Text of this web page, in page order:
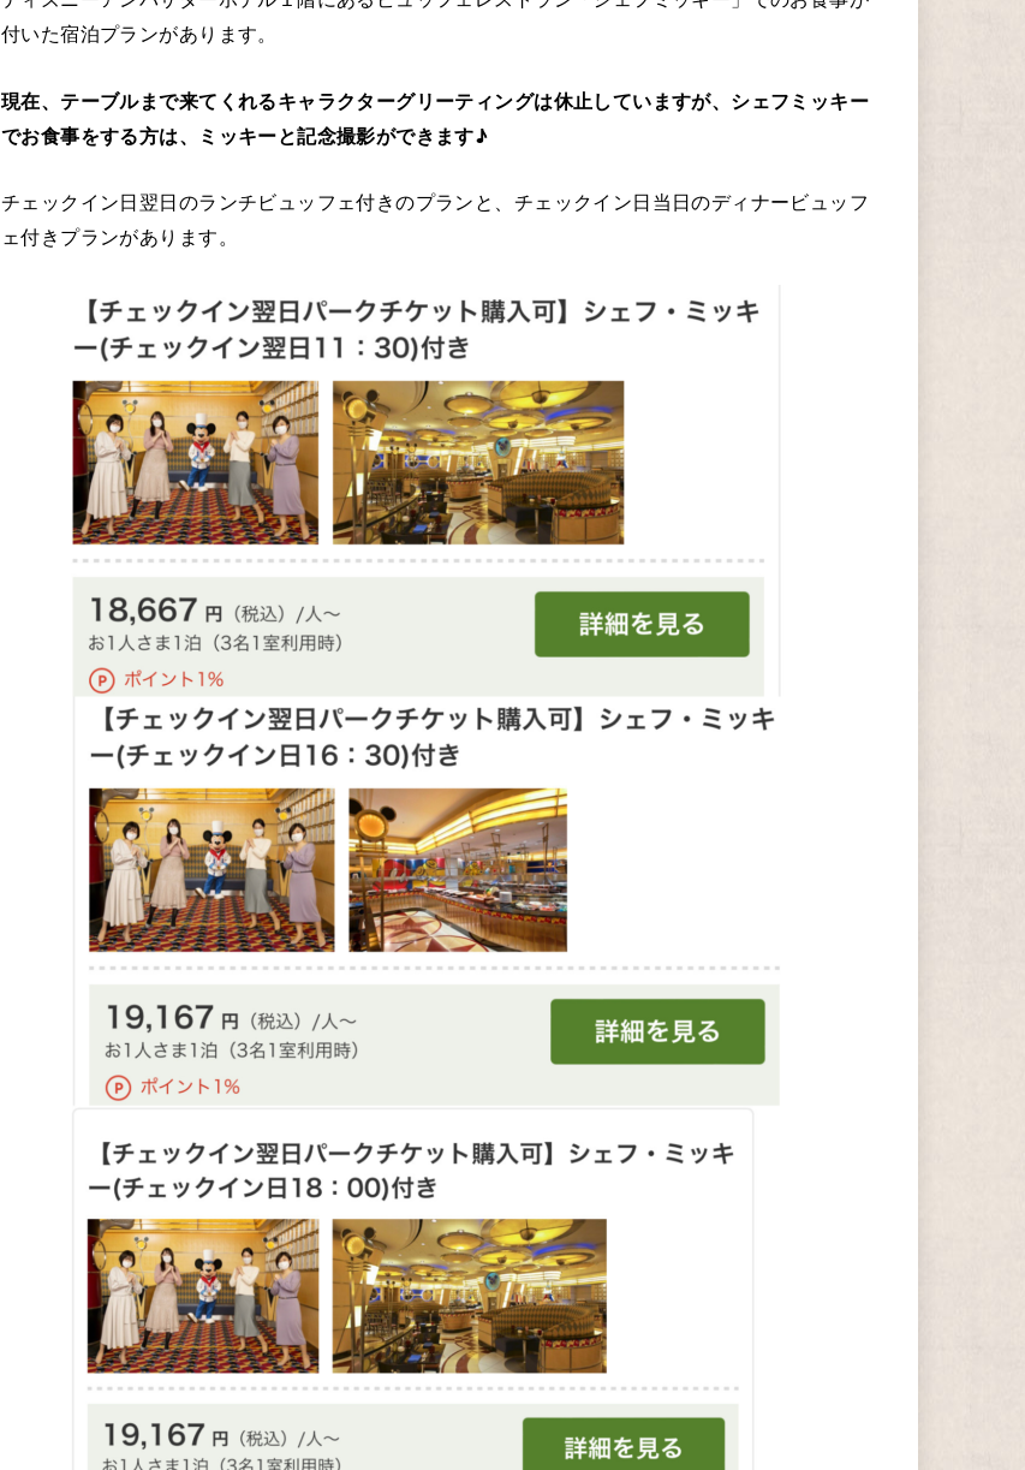
付いた宿泊プランがあります。
現在、テーブルまで来てくれるキャラクターグリーティングは休止していますが、シェフミッキー
でお食事をする方は、ミッキーと記念撮影ができます♪
チェックイン日翌日のランチビュッフェ付きのプランと、チェックイン日当日のディナービュッフ
ェ付きプランがあります。